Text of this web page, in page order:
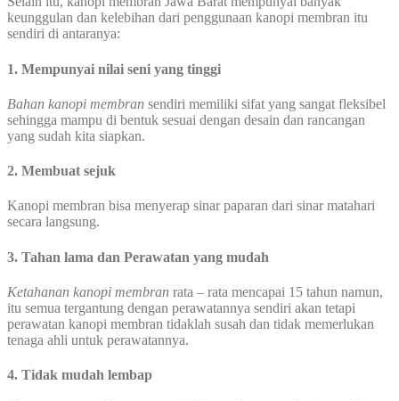
keunggulan dan kelebihan dari penggunaan kanopi membran itu
sendiri di antaranya:
1. Mempunyai nilai seni yang tinggi
Bahan kanopi membran sendiri memiliki sifat yang sangat fleksibel
sehingga mampu di bentuk sesuai dengan desain dan rancangan
yang sudah kita siapkan.
2. Membuat sejuk
Kanopi membran bisa menyerap sinar paparan dari sinar matahari
secara langsung.
3. Tahan lama dan Perawatan yang mudah
Ketahanan kanopi membran rata – rata mencapai 15 tahun namun,
itu semua tergantung dengan perawatannya sendiri akan tetapi
perawatan kanopi membran tidaklah susah dan tidak memerlukan
tenaga ahli untuk perawatannya.
4. Tidak mudah lembap